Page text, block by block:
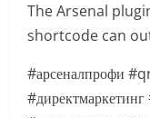
The Arsenal
shortcode can
#арсеналпрофи
#директмаркетинг